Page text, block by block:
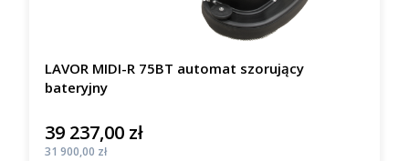
LAVOR MIDI-R 75BT automat szorujący
bateryjny
Cena
39 237,00 zł
Cena
31 900,00 zł